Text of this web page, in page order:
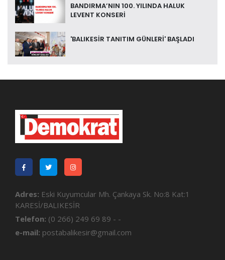
BANDIRMA’NIN 100. YILINDA HALUK
LEVENT KONSERİ
'BALIKESİR TANITIM GÜNLERİ' BAŞLADI
Adres: Eski Kuyumcular Mh. Çankaya Sk. No:8 Kat:1
KARESİ/BALIKESİR
Telefon: (0 266) 249 69 89 - -
e-mail: postabalikesir@gmail.com